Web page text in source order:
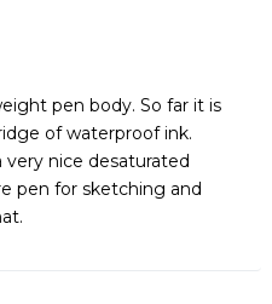
pen body. So far it is
of waterproof ink.
nice desaturated
pen for sketching and